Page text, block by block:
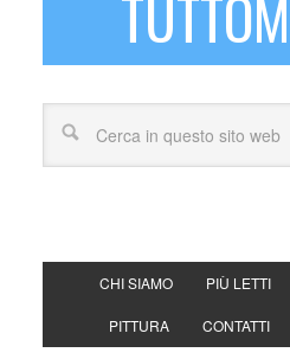
CHI SIAMO PIÙ LETTI
PITTURA CONTATTI